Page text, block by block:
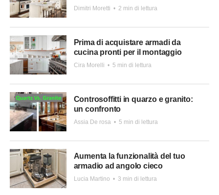
Dimitri Moretti • 2 min di lettura
Prima di acquistare armadi da
cucina pronti per il montaggio
Cira Morelli • 5 min di lettura
Controsoffitti in quarzo e granito:
un confronto
Assia De rosa • 5 min di lettura
Aumenta la funzionalità del tuo
armadio ad angolo cieco
Lucia Martino • 3 min di lettura